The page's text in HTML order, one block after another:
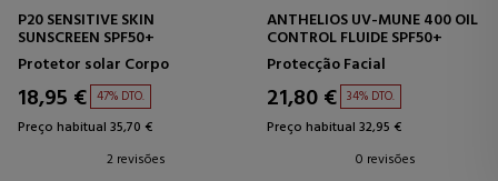
P20 SENSITIVE SKIN
SUNSCREEN SPF50+
Protetor solar Corpo
18,95 € 47% DTO.
Preço habitual 35,70 €
2 revisões
ANTHELIOS UV-MUNE 400 OIL
CONTROL FLUIDE SPF50+
Protecção Facial
21,80 € 34% DTO.
Preço habitual 32,95 €
0 revisões